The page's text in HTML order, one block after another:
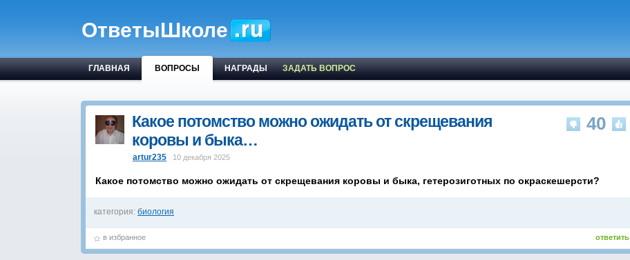
ОтветыШколе
ГЛАВНАЯ ВОПРОСЫ НАГРАДЫ ЗАДАТЬ ВОПРОС
40
Какое потомство можно ожидать от скрещевания
коровы и быка…
artur235 10 декабря 2025
Какое потомство можно ожидать от скрещевания коровы и быка, гетерозиготных по окраскешерсти?
категория: биология
ответить
в избранное